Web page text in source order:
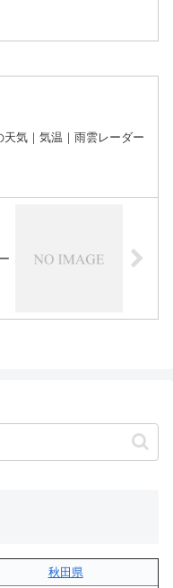
天気｜気温｜雨雲レーダー
秋田県